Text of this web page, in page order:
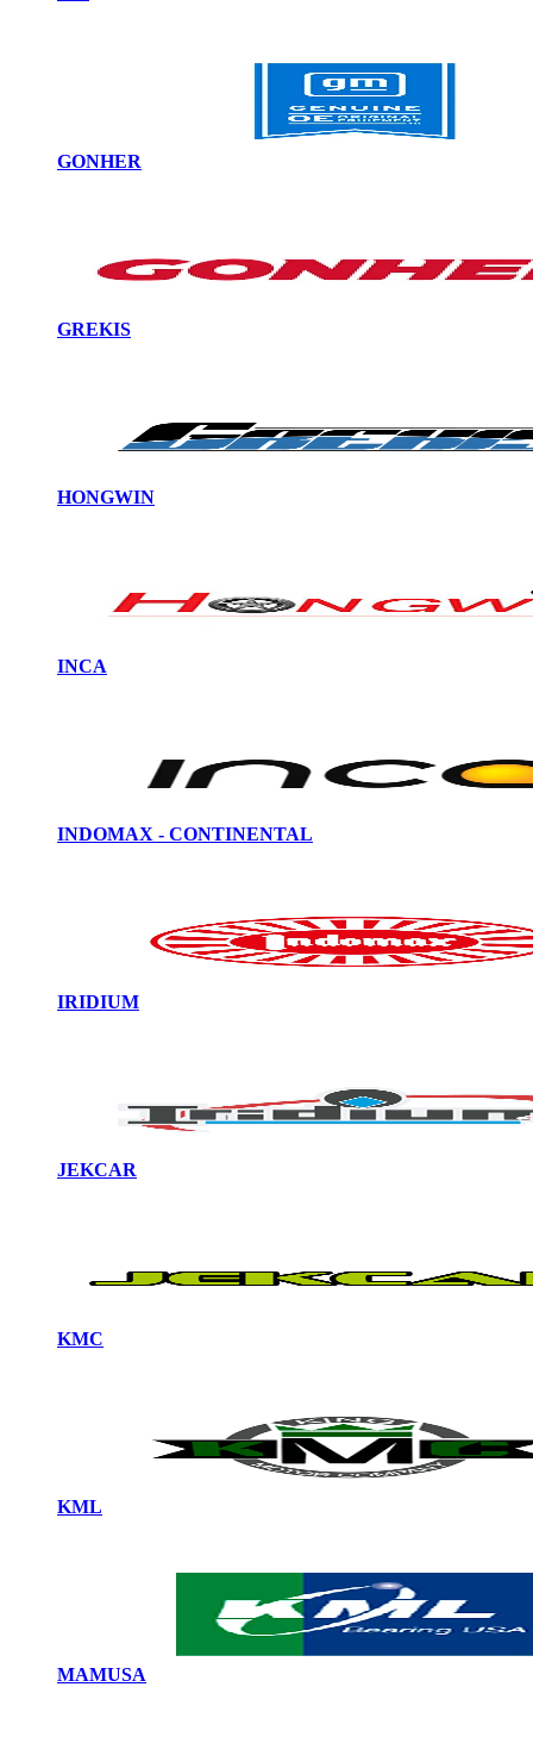
GONHER
GREKIS
HONGWIN
INCA
INDOMAX - CONTINENTAL
IRIDIUM
JEKCAR
KMC
KML
MAMUSA